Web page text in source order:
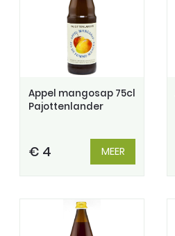
Appel mangosap 75cl
Pajottenlander
€ 4 MEER